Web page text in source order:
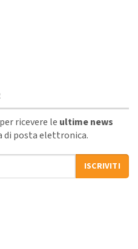
ricevere le ultime news
posta elettronica.
ISCRIVITI